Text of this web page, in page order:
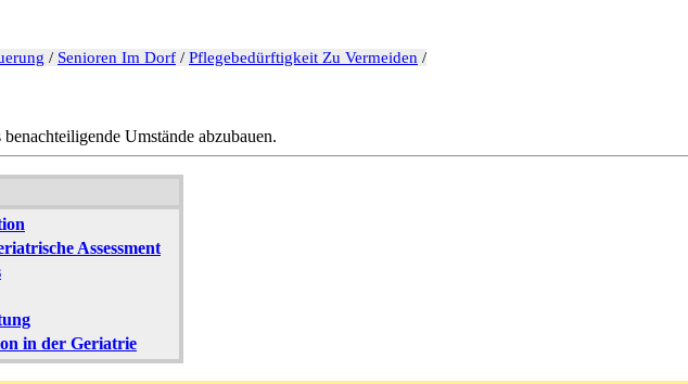
/ Senioren Im Dorf / Pflegebedürftigkeit Zu Vermeiden /
Umstände abzubauen.
Assessment
in der Geriatrie